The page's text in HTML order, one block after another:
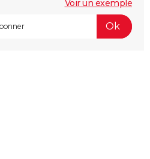
Voir un exemple